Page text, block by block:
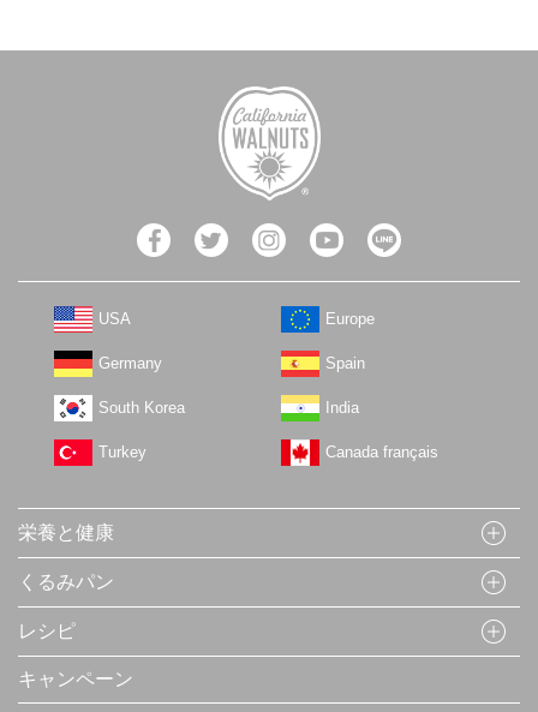
USA Europe
Germany Spain
South Korea India
Turkey Canada français
栄養と健康
くるみパン
レシピ
キャンペーン